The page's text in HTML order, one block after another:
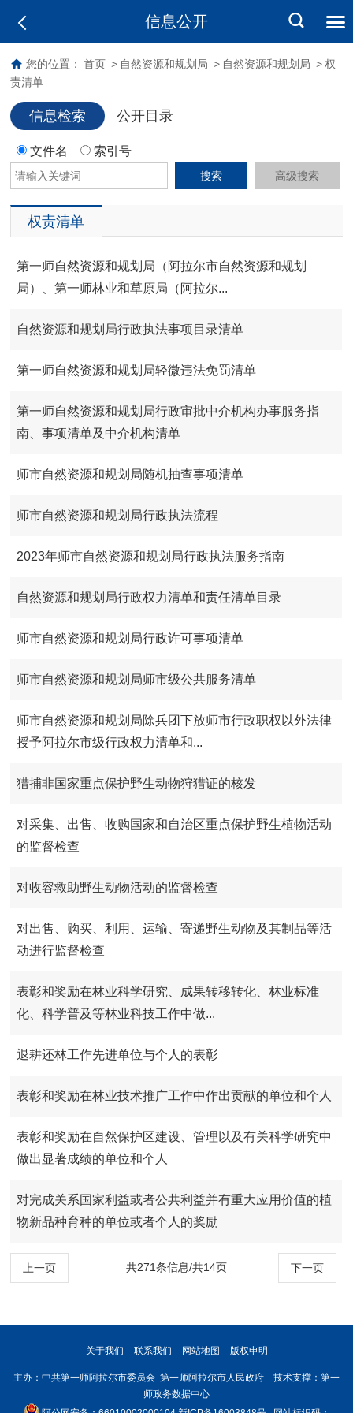
信息公开
您的位置： 首页 > 自然资源和规划局 > 自然资源和规划局 > 权
责清单
信息检索 公开目录
文件名 索引号
搜索 高级搜索
权责清单
第一师自然资源和规划局（阿拉尔市自然资源和规划
局）、第一师林业和草原局（阿拉尔...
自然资源和规划局行政执法事项目录清单
第一师自然资源和规划局轻微违法免罚清单
第一师自然资源和规划局行政审批中介机构办事服务指
南、事项清单及中介机构清单
师市自然资源和规划局随机抽查事项清单
师市自然资源和规划局行政执法流程
2023年师市自然资源和规划局行政执法服务指南
自然资源和规划局行政权力清单和责任清单目录
师市自然资源和规划局行政许可事项清单
师市自然资源和规划局师市级公共服务清单
师市自然资源和规划局除兵团下放师市行政职权以外法律
授予阿拉尔市级行政权力清单和...
猎捕非国家重点保护野生动物狩猎证的核发
对采集、出售、收购国家和自治区重点保护野生植物活动
的监督检查
对收容救助野生动物活动的监督检查
对出售、购买、利用、运输、寄递野生动物及其制品等活
动进行监督检查
表彰和奖励在林业科学研究、成果转移转化、林业标准
化、科学普及等林业科技工作中做...
退耕还林工作先进单位与个人的表彰
表彰和奖励在林业技术推广工作中作出贡献的单位和个人
表彰和奖励在自然保护区建设、管理以及有关科学研究中
做出显著成绩的单位和个人
对完成关系国家利益或者公共利益并有重大应用价值的植
物新品种育种的单位或者个人的奖励
上一页 下一页
共271条信息/共14页
关于我们 联系我们 网站地图 版权申明
主办：中共第一师阿拉尔市委员会 第一师阿拉尔市人民政府 技术支撑：第一
师政务数据中心